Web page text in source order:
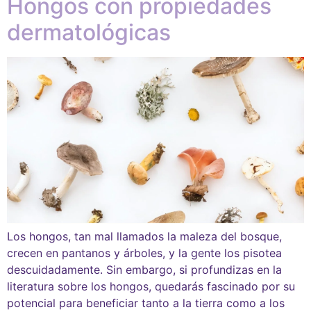
Hongos con propiedades
dermatológicas
Los hongos, tan mal llamados la maleza del bosque,
crecen en pantanos y árboles, y la gente los pisotea
descuidadamente. Sin embargo, si profundizas en la
literatura sobre los hongos, quedarás fascinado por su
potencial para beneficiar tanto a la tierra como a los